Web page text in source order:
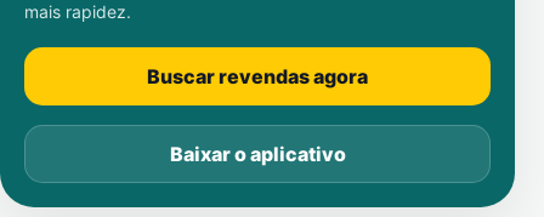
mais rapidez.
Buscar revendas agora
Baixar o aplicativo